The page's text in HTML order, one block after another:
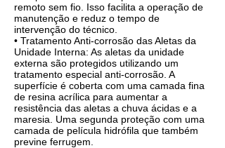
remoto sem fio. Isso facilita a operação de
manutenção e reduz o tempo de
intervenção do técnico.
• Tratamento Anti-corrosão das Aletas da
Unidade Interna: As aletas da unidade
externa são protegidos utilizando um
tratamento especial anti-corrosão. A
superfície é coberta com uma camada fina
de resina acrílica para aumentar a
resistência das aletas a chuva ácidas e a
maresia. Uma segunda proteção com uma
camada de película hidrófila que também
previne ferrugem.